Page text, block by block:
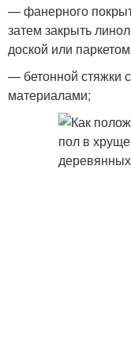
— фанерного
затем закрыть
доской или
— бетонной стяжки
материалами;